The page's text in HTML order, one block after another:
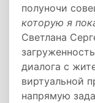
полуночи
которую я
Светлана
диалога с
виртуальной
напрямую